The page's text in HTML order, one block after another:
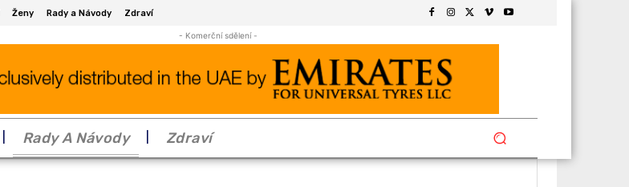
Ženy Rady a Návody Zdraví
- Komerční sdělení -
Rady A Návody Zdraví